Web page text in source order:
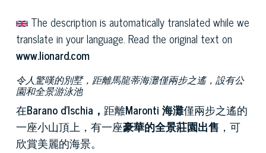
The description is automatically translated while we
translate in your language. Read the original text on
www.lionard.com
令人驚嘆的別墅，距離馬龍蒂海灘僅兩步之遙，設有公
園和全景游泳池
在Barano d'Ischia， 距離Maronti 海灘僅兩步之遙的
一座小山頂上，有一座豪華的全景莊園出售 ，可
欣賞美麗的海景。